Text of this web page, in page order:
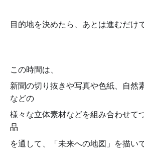
目的地を決めたら、あとは進むだけで
この時間は、
新聞の切り抜きや写真や色紙、自然素
などの
様々な立体素材などを組み合わせて
品
を通して、「未来への地図」を描い